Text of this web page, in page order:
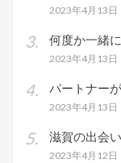
2023年4月13日
何度か一緒
2023年4月13日
パートナー
2023年4月13日
滋賀の出会
2023年4月12日